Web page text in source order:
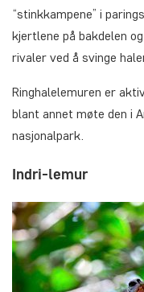
“stinkkampene” i
kjertlene på bakdelen
rivaler ved å svinge
Ringhalelemuren er
blant annet møte den i
nasjonalpark.
Indri-lemur